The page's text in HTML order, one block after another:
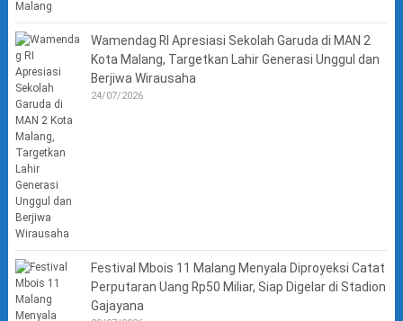
Wamendag RI Apresiasi Sekolah Garuda di MAN 2
Kota Malang, Targetkan Lahir Generasi Unggul dan
Berjiwa Wirausaha
24/07/2026
Festival Mbois 11 Malang Menyala Diproyeksi Catat
Perputaran Uang Rp50 Miliar, Siap Digelar di Stadion
Gajayana